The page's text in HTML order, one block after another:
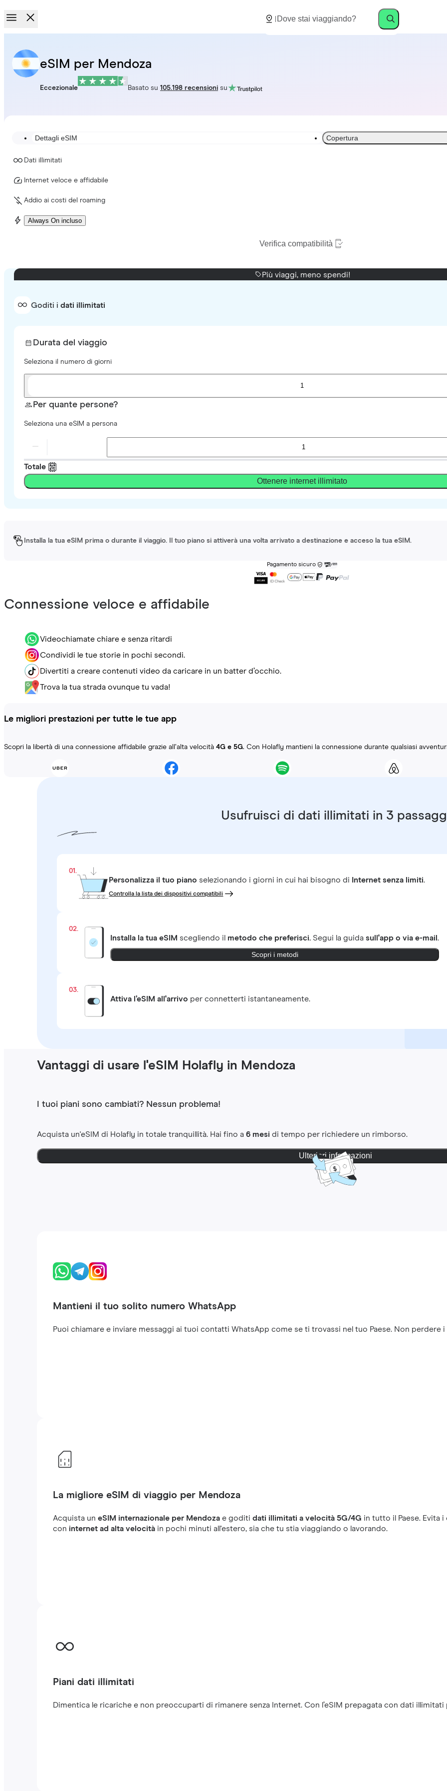
eSIM per Mendoza
Eccezionale Basato su 105.198 recensioni su
Dettagli eSIM Copertura
Dati illimitati
Internet veloce e affidabile
Addio ai costi del roaming
Always On incluso
Verifica compatibilità
Più viaggi, meno spendi!
Goditi i dati illimitati
Durata del viaggio
Seleziona il numero di giorni
1
Per quante persone?
Seleziona una eSIM a persona
Totale
Ottenere internet illimitato
Installa la tua eSIM prima o durante il viaggio. Il tuo piano si attiverà una volta arrivato a destinazione e acceso la tua eSIM.
Pagamento sicuro
Connessione veloce e affidabile
Videochiamate chiare e senza ritardi
Condividi le tue storie in pochi secondi.
Divertiti a creare contenuti video da caricare in un batter d’occhio.
Trova la tua strada ovunque tu vada!
Le migliori prestazioni per tutte le tue app
Scopri la libertà di una connessione affidabile grazie all’alta velocità 4G e 5G. Con Holafly mantieni la connessione durante qualsiasi
Usufruisci di dati illimitati in 3
01.
Personalizza il tuo piano selezionando i giorni in cui hai bisogno di Internet senza limiti.
Controlla la lista dei dispositivi compatibili
02.
Installa la tua eSIM scegliendo il metodo che preferisci. Segui la guidasull'app o via e-mail.
Scopri i metodi
03.
Attiva l’eSIM all'arrivo per connetterti istantaneamente.
Vantaggi di usare l'eSIM Holafly in Mendoza
I tuoi piani sono cambiati? Nessun problema!
Acquista un'eSIM di Holafly in totale tranquillità. Hai fino a6 mesi di tempo per richiedere un rimborso.
Ulteriori informazioni
Mantieni il tuo solito numero WhatsApp
Puoi chiamare e inviare messaggi ai tuoi contatti WhatsApp come se ti trovassi nel tuo Paese. Non perdere
La migliore eSIM di viaggio per Mendoza
Acquista uneSIM internazionale per Mendoza e goditidati illimitati a velocità 5G/4G in tutto il Paese. Evita
con internet ad alta velocità in pochi minuti all'estero, sia che tu stia viaggiando o lavorando.
Piani dati illimitati
Dimentica le ricariche e non preoccuparti di rimanere senza Internet. Con l’eSIM prepagata con dati